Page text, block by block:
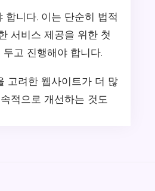
니다. 이는 단순히 법적
서비스 제공을 위한 첫
고 진행해야 합니다.
고려한 웹사이트가 더 많
적으로 개선하는 것도